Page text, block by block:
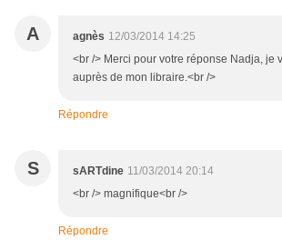
A agnès 12/03/2014 14:25
<br /> Merci pour votre réponse Nadja, je
auprès de mon libraire.<br />
Répondre
S sARTdine 11/03/2014 20:14
<br /> magnifique<br />
Répondre